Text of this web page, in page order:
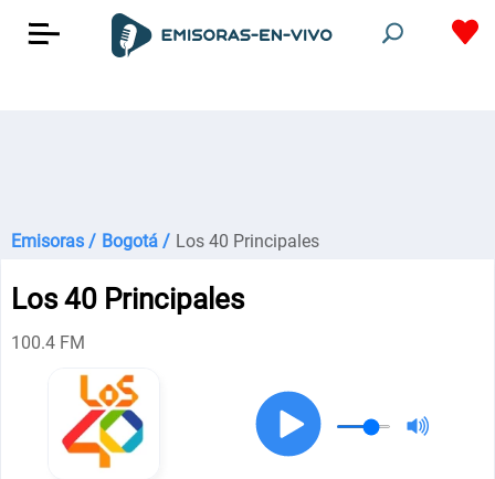
Emisoras / Bogotá / Los 40 Principales
Los 40 Principales
100.4 FM